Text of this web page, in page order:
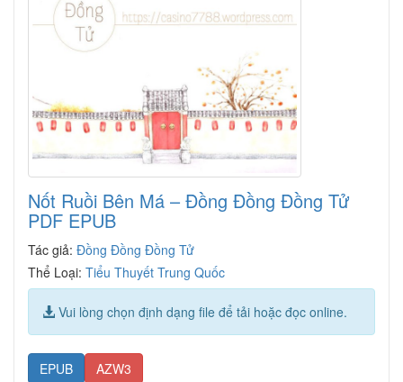
Nốt Ruồi Bên Má – Đồng Đồng Đồng Tử
PDF EPUB
Tác giả: Đồng Đồng Đồng Tử
Thể Loại: Tiểu Thuyết Trung Quốc
Vui lòng chọn định dạng file để tải hoặc đọc online.
EPUB AZW3